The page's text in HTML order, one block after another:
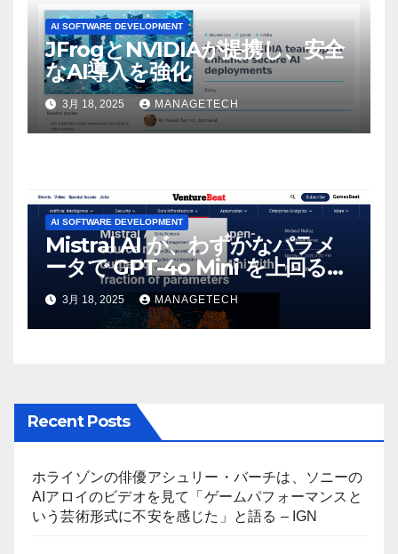
AI SOFTWARE DEVELOPMENT
JFrogとNVIDIAが提携し、安全
なAI導入を強化
3月 18, 2025 MANAGETECH
AI SOFTWARE DEVELOPMENT
Mistral AI が、わずかなパラメ
ータで GPT-4o Mini を上回る新
しいオープンソース モデルをリ
リース | VentureBeat
3月 18, 2025 MANAGETECH
Recent Posts
ホライゾンの俳優アシュリー・バーチは、ソニーの
AIアロイのビデオを見て「ゲームパフォーマンスと
いう芸術形式に不安を感じた」と語る – IGN